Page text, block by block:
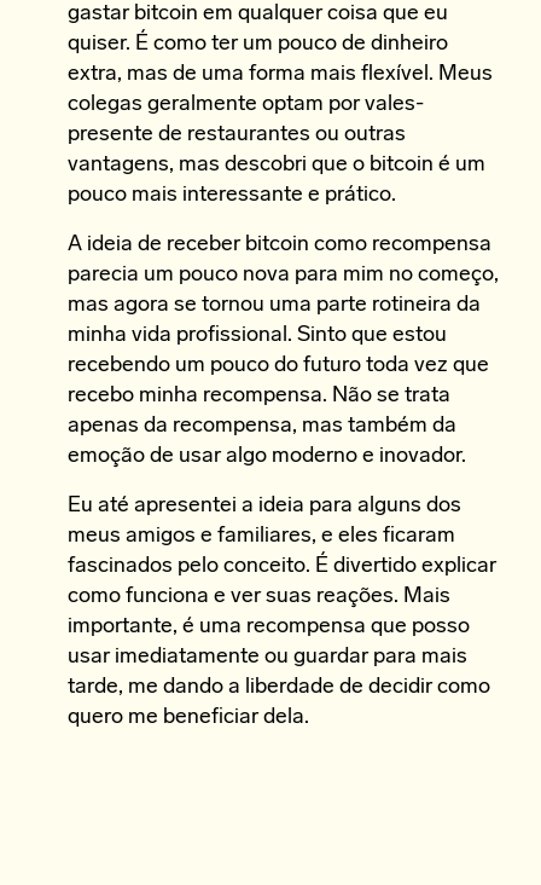
gastar bitcoin em qualquer coisa que eu
quiser. É como ter um pouco de dinheiro
extra, mas de uma forma mais flexível. Meus
colegas geralmente optam por vales-
presente de restaurantes ou outras
vantagens, mas descobri que o bitcoin é um
pouco mais interessante e prático.
A ideia de receber bitcoin como recompensa
parecia um pouco nova para mim no começo,
mas agora se tornou uma parte rotineira da
minha vida profissional. Sinto que estou
recebendo um pouco do futuro toda vez que
recebo minha recompensa. Não se trata
apenas da recompensa, mas também da
emoção de usar algo moderno e inovador.
Eu até apresentei a ideia para alguns dos
meus amigos e familiares, e eles ficaram
fascinados pelo conceito. É divertido explicar
como funciona e ver suas reações. Mais
importante, é uma recompensa que posso
usar imediatamente ou guardar para mais
tarde, me dando a liberdade de decidir como
quero me beneficiar dela.